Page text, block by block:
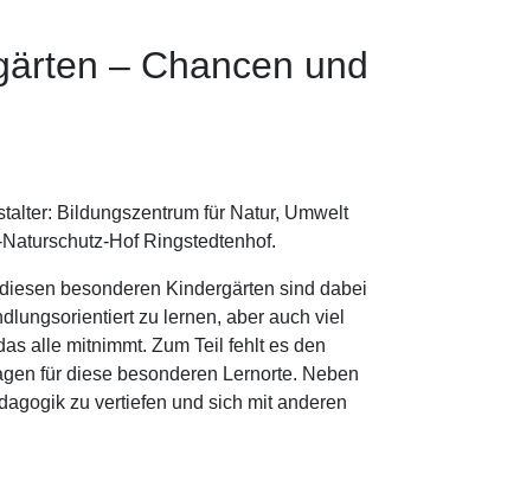
– Chancen und
Bildungszentrum für Natur, Umwelt
Hof Ringstedtenhof.
besonderen Kindergärten sind dabei
zu lernen, aber auch viel
alle mitnimmt. Zum Teil fehlt es den
für diese besonderen Lernorte. Neben
zu vertiefen und sich mit anderen